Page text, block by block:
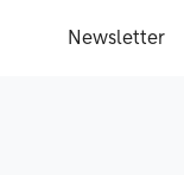
Newsletter